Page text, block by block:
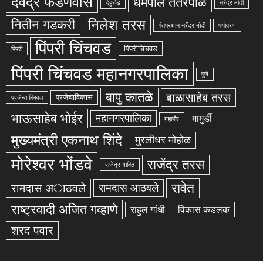
देहुरोड नरेंद्र मोदीं
नितीन गडकरी निलेश तरस पंतप्रधान नरेंद्र मोदी पर्यावरण
पिंपरी पिंपरी चिंचवड पिंपरीचिंचवड
पिंपरी चिंचवड महानगरपालिका पुणे
प्रजेचा विकास प्रजेचाविकास बापु कातळे बाळासाहेब तरस
भाऊसाहेब भोईर महानगरपालिका महापौर मामुर्डी
मुख्यमंत्री एकनाथ शिंदे मुरलीधर मोहोळ
मोरेश्वर भोंडवे राजेंद्र गावित राजेंद्र तरस
रामदास अाठवले रामदास आठवले रावेत
राष्ट्रवादी अजित गव्हाणे राहुल गांधी विकास कडलक
शरद पवार